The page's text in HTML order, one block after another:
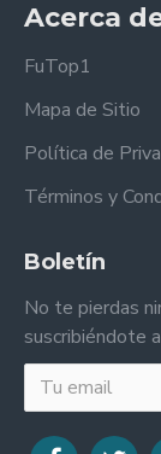
Acerca
FuTop1
Mapa de Sitio
Política de
Términos y
Boletín
No te pierdas
suscribiéndote